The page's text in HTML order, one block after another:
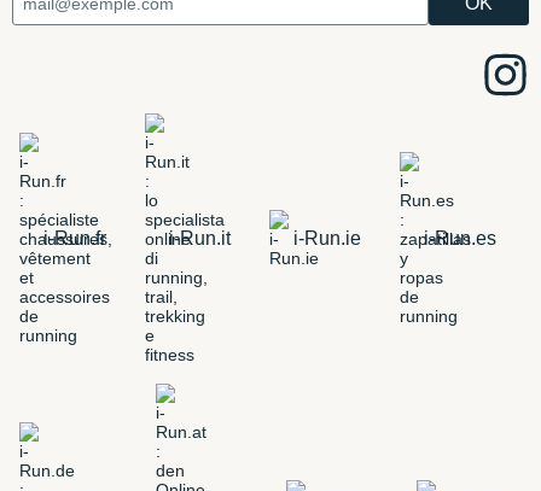
i-Run.fr i-Run.it i-Run.ie i-Run.es